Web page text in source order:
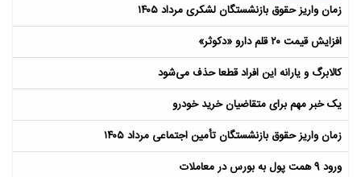
زمان واریز حقوق بازنشستگان لشکری مرداد ۱۴۰۵
افزایش قیمت ۲۰ قلم دارو «دکوثر»
کالابرگ و یارانه این افراد قطعا حذف می‌شود​
یک خبر مهم برای متقاضیان خرید خودرو
زمان واریز حقوق بازنشستگان تأمین اجتماعی مرداد ۱۴۰۵
ورود 9 همت پول به بورس در معاملات